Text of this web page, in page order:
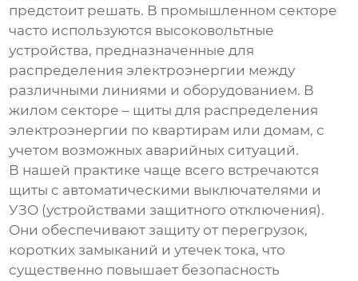
предстоит решать. В промышленном секторе
часто используются высоковольтные
устройства, предназначенные для
распределения электроэнергии между
различными линиями и оборудованием. В
жилом секторе – щиты для распределения
электроэнергии по квартирам или домам, с
учетом возможных аварийных ситуаций.
В нашей практике чаще всего встречаются
щиты с автоматическими выключателями и
УЗО (устройствами защитного отключения).
Они обеспечивают защиту от перегрузок,
коротких замыканий и утечек тока, что
существенно повышает безопасность